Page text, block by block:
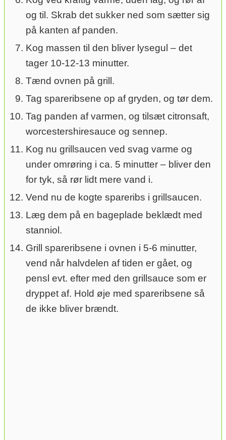
og til. Skrab det sukker ned som sætter sig
på kanten af panden.
Kog massen til den bliver lysegul – det
tager 10-12-13 minutter.
Tænd ovnen på grill.
Tag spareribsene op af gryden, og tør dem.
Tag panden af varmen, og tilsæt citronsaft,
worcestershiresauce og sennep.
Kog nu grillsaucen ved svag varme og
under omrøring i ca. 5 minutter – bliver den
for tyk, så rør lidt mere vand i.
Vend nu de kogte spareribs i grillsaucen.
Læg dem på en bageplade beklædt med
stanniol.
Grill spareribsene i ovnen i 5-6 minutter,
vend når halvdelen af tiden er gået, og
pensl evt. efter med den grillsauce som er
dryppet af. Hold øje med spareribsene så
de ikke bliver brændt.